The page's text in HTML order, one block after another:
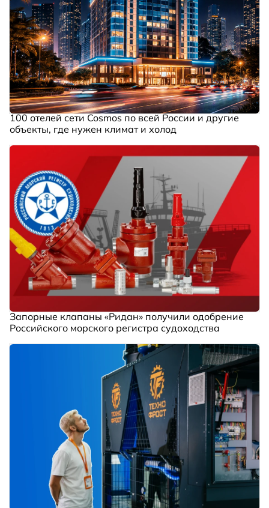
100 отелей сети Cosmos по всей России и другие
объекты, где нужен климат и холод
Запорные клапаны «Ридан» получили одобрение
Российского морского регистра судоходства